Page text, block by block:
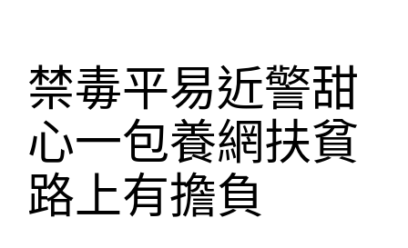
禁毒平易近警甜
心一包養網扶貧
路上有擔負